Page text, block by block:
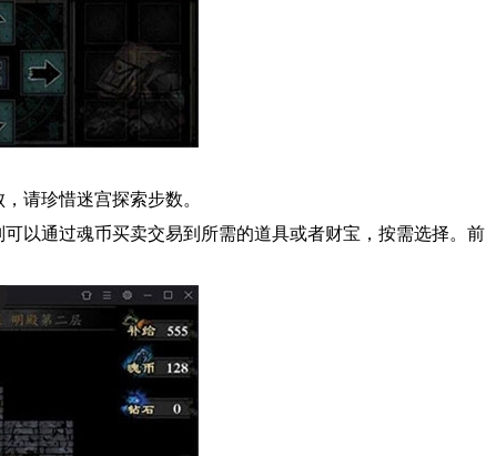
请珍惜迷宫探索步数。
以通过魂币买卖交易到所需的道具或者财宝，按需选择。前